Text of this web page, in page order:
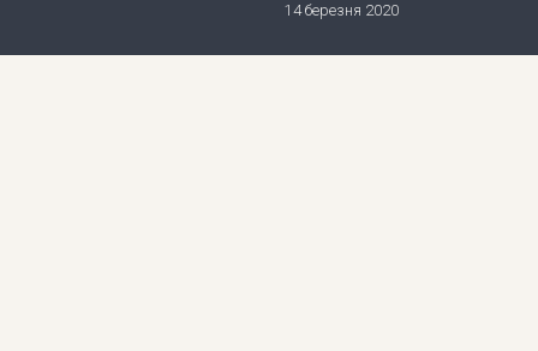
14 березня 2020